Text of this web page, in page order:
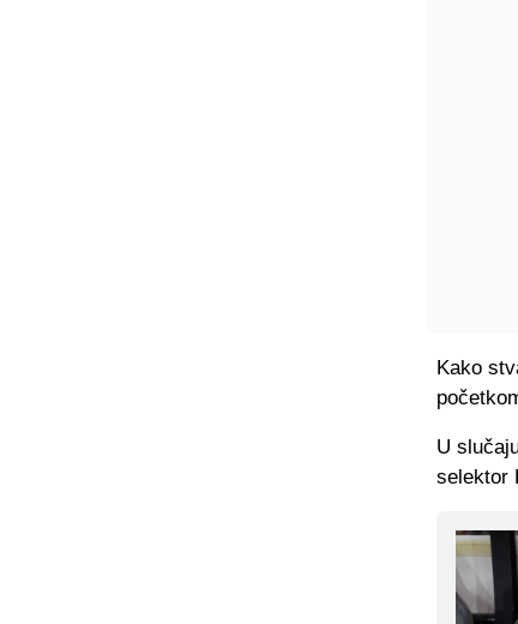
Kako
U
selektor